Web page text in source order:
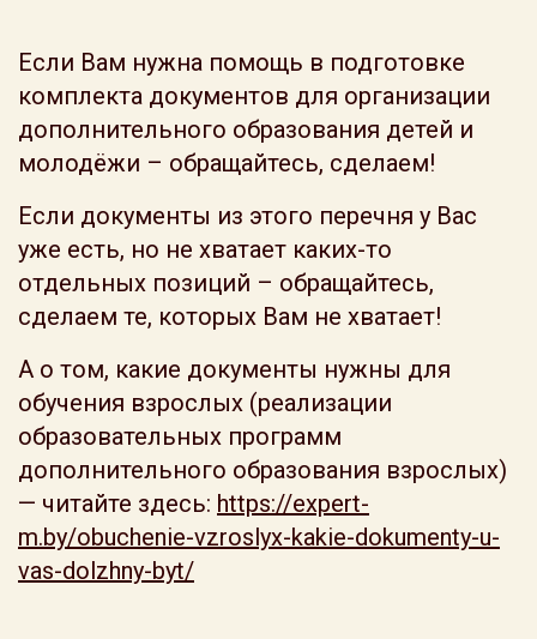
Если Вам нужна помощь в подготовке
комплекта документов для организации
дополнительного образования детей и
молодёжи – обращайтесь, сделаем!
Если документы из этого перечня у Вас
уже есть, но не хватает каких-то
отдельных позиций – обращайтесь,
сделаем те, которых Вам не хватает!
А о том, какие документы нужны для
обучения взрослых (реализации
образовательных программ
дополнительного образования взрослых)
— читайте здесь: https://expert-
m.by/obuchenie-vzroslyx-kakie-dokumenty-u-
vas-dolzhny-byt/